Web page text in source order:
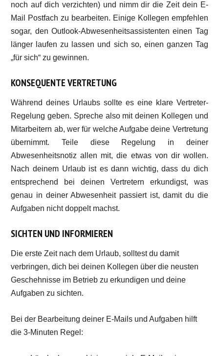
noch auf dich verzichten) und nimm dir die Zeit dein E-
Mail Postfach zu bearbeiten. Einige Kollegen empfehlen
sogar, den Outlook-Abwesenheitsassistenten einen Tag
länger laufen zu lassen und sich so, einen ganzen Tag
„für sich“ zu gewinnen.
KONSEQUENTE VERTRETUNG
Während deines Urlaubs sollte es eine klare Vertreter-
Regelung geben. Spreche also mit deinen Kollegen und
Mitarbeitern ab, wer für welche Aufgabe deine Vertretung
übernimmt. Teile diese Regelung in deiner
Abwesenheitsnotiz allen mit, die etwas von dir wollen.
Nach deinem Urlaub ist es dann wichtig, dass du dich
entsprechend bei deinen Vertretern erkundigst, was
genau in deiner Abwesenheit passiert ist, damit du die
Aufgaben nicht doppelt machst.
SICHTEN UND INFORMIEREN
Die erste Zeit nach dem Urlaub, solltest du damit
verbringen, dich bei deinen Kollegen über die neusten
Geschehnisse im Betrieb zu erkundigen und deine
Aufgaben zu sichten.
Bei der Bearbeitung deiner E-Mails und Aufgaben hilft
die 3-Minuten Regel: